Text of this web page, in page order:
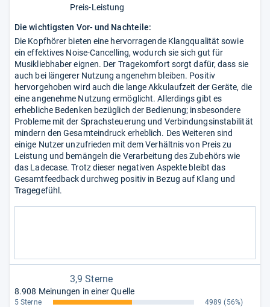
Preis-Leistung
Die wichtigsten Vor- und Nachteile:
Die Kopfhörer bieten eine hervorragende Klangqualität sowie
ein effektives Noise-Cancelling, wodurch sie sich gut für
Musikliebhaber eignen. Der Tragekomfort sorgt dafür, dass sie
auch bei längerer Nutzung angenehm bleiben. Positiv
hervorgehoben wird auch die lange Akkulaufzeit der Geräte, die
eine angenehme Nutzung ermöglicht. Allerdings gibt es
erhebliche Bedenken bezüglich der Bedienung; insbesondere
Probleme mit der Sprachsteuerung und Verbindungsinstabilität
mindern den Gesamteindruck erheblich. Des Weiteren sind
einige Nutzer unzufrieden mit dem Verhältnis von Preis zu
Leistung und bemängeln die Verarbeitung des Zubehörs wie
das Ladecase. Trotz dieser negativen Aspekte bleibt das
Gesamtfeedback durchweg positiv in Bezug auf Klang und
Tragegefühl.
3,9 Sterne
8.908 Meinungen in einer Quelle
5 Sterne 4989 (56%)